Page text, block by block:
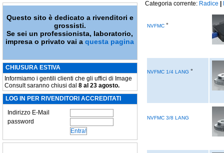
Questo sito è dedicato a rivenditori e
grossisti.
Se sei un professionista, laboratorio,
impresa o privato vai aquesta pagina
CHIUSURA ESTIVA
Informiamo i gentili clienti che gli uffici di Image
Consult saranno chiusi dal 8 al 23 agosto.
LOG IN PER RIVENDITORI ACCREDITATI
Indirizzo E-Mail
password
Categoria corrente: Radice
NVFMC °
NVFMC 1/4 LANG °
NVFMC 3/8 LANG